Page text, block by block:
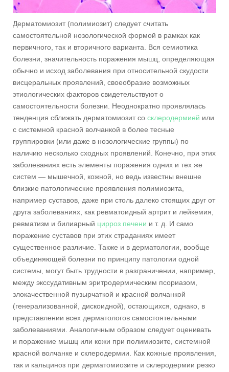
Дерматомиозит (полимиозит) следует считать
самостоятельной нозологической формой в рамках как
первичного, так и вторичного варианта. Вся семиотика
болезни, значительность поражения мышц, определяющая
обычно и исход заболевания при относительной скудости
висцеральных проявлений, своеобразие возможных
этиологических факторов свидетельствуют о
самостоятельности болезни. Неоднократно проявлялась
тенденция сближать дерматомиозит со склеродермией или
с системной красной волчанкой в более тесные
группировки (или даже в нозологические группы) по
наличию несколько сходных проявлений. Конечно, при этих
заболеваниях есть элементы поражения одних и тех же
систем — мышечной, кожной, но ведь известны внешне
близкие патологические проявления полимиозита,
например суставов, даже при столь далеко стоящих друг от
друга заболеваниях, как ревматоидный артрит и лейкемия,
ревматизм и билиарный цирроз печени и т. д. И само
поражение суставов при этих страданиях имеет
существенное различие. Также и в дерматологии, вообще
объединяющей болезни по принципу патологии одной
системы, могут быть трудности в разграничении, например,
между экссудативным эритродермическим псориазом,
злокачественной пузырчаткой и красной волчанкой
(генерализованной, дискоидной), остающихся, однако, в
представлении всех дерматологов самостоятельными
заболеваниями. Аналогичным образом следует оценивать
и поражение мышц или кожи при полимиозите, системной
красной волчанке и склеродермии. Как кожные проявления,
так и кальциноз при дерматомиозите и склеродермии резко